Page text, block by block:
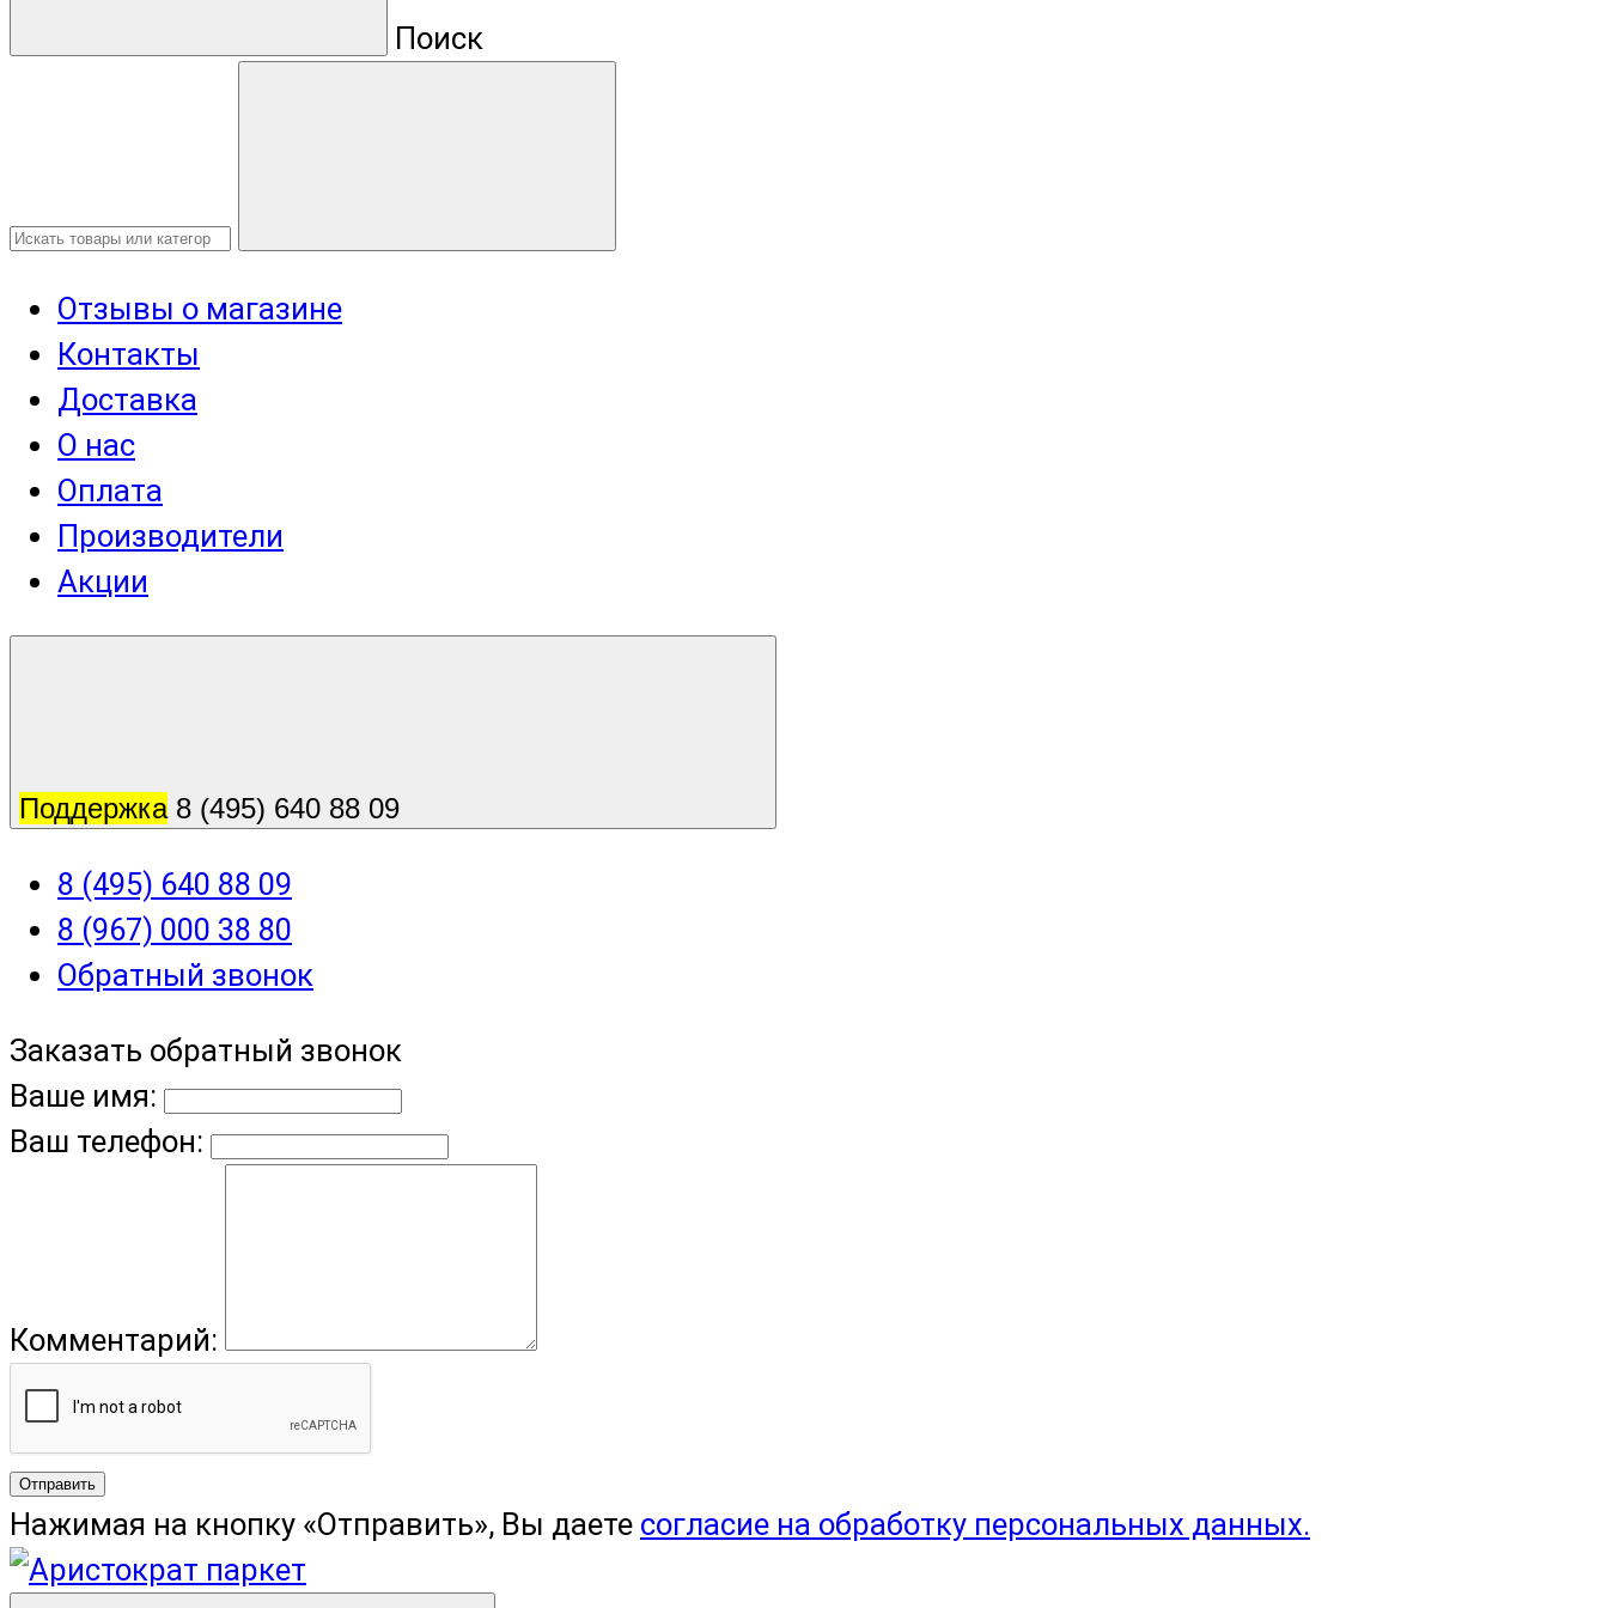
Поиск
Отзывы о магазине
Контакты
Доставка
О нас
Оплата
Производители
Акции
Поддержка8 (495) 640 88 09
8 (495) 640 88 09
8 (967) 000 38 80
Обратный звонок
Заказать обратный звонок
Ваше имя:
Ваш телефон:
Комментарий:
Отправить
Нажимая на кнопку «Отправить», Вы даете согласие на обработку персональных данных.